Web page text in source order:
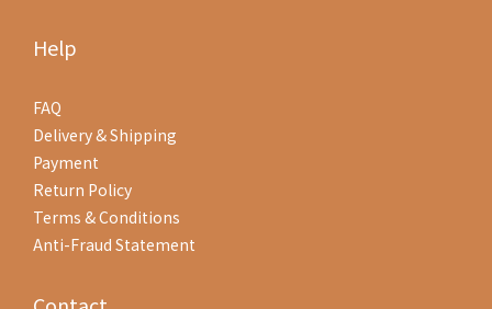
Help
FAQ
Delivery & Shipping
Payment
Return Policy
Terms & Conditions
Anti-Fraud Statement